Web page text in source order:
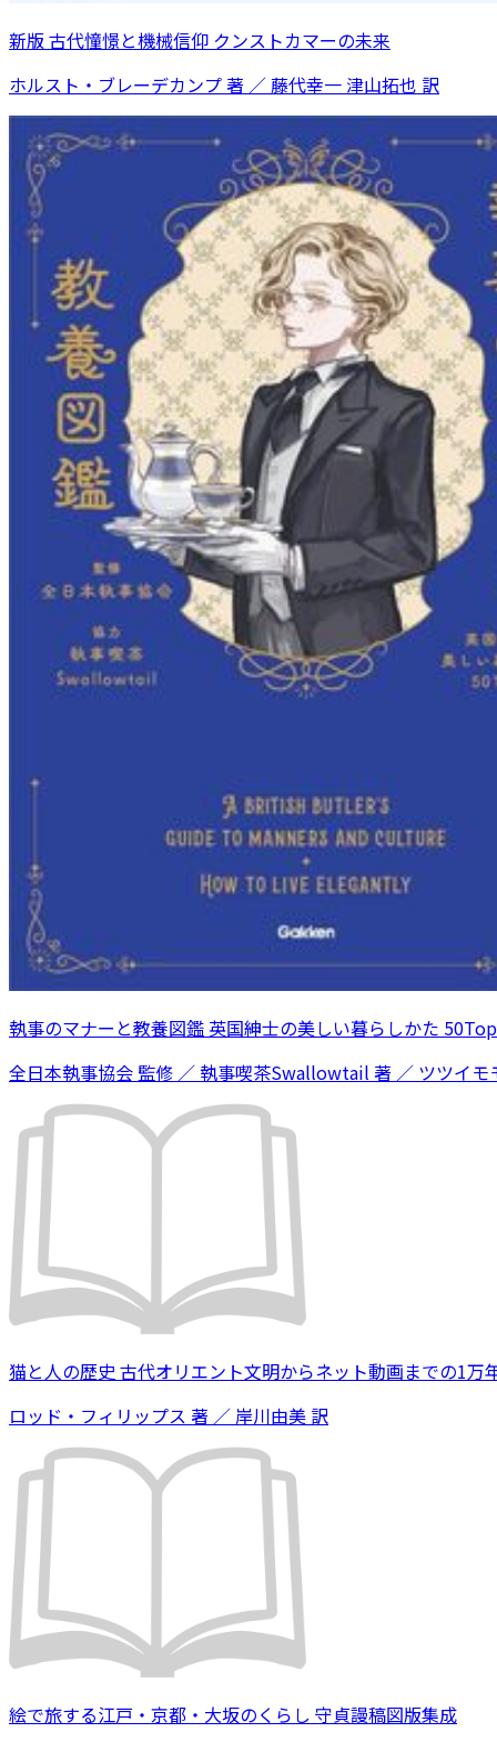
新版 古代憧憬と機械信仰 クンストカマーの未来
ホルスト・ブレーデカンプ 著 ／ 藤代幸一 津山拓也 訳
執事のマナーと教養図鑑 英国紳士の美しい暮らしかた
全日本執事協会 監修 ／ 執事喫茶Swallowtail 著 ／ ツツイ
猫と人の歴史 古代オリエント文明からネット動画までの1万
ロッド・フィリップス 著 ／ 岸川由美 訳
絵で旅する江戸・京都・大坂のくらし 守貞謾稿図版集成